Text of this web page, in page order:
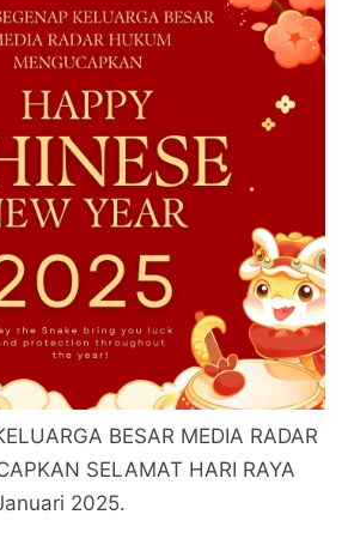
BESAR MEDIA RADAR
SELAMAT HARI RAYA
2025.